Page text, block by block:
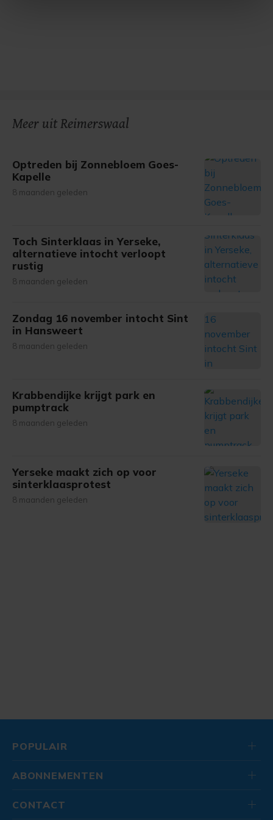
Meer uit Reimerswaal
Optreden bij Zonnebloem Goes-
Kapelle
8 maanden geleden
Toch Sinterklaas in Yerseke,
alternatieve intocht verloopt
rustig
8 maanden geleden
Zondag 16 november intocht Sint
in Hansweert
8 maanden geleden
Krabbendijke krijgt park en
pumptrack
8 maanden geleden
Yerseke maakt zich op voor
sinterklaasprotest
8 maanden geleden
POPULAIR
ABONNEMENTEN
CONTACT